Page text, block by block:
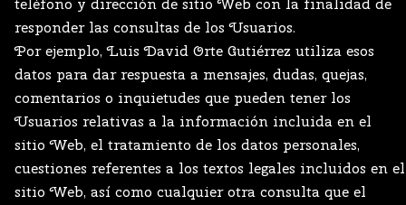
teléfono y dirección de sitio Web con la finalidad de
responder las consultas de los Usuarios.
Por ejemplo, Luis David Orte Gutiérrez utiliza esos
datos para dar respuesta a mensajes, dudas, quejas,
comentarios o inquietudes que pueden tener los
Usuarios relativas a la información incluida en el
sitio Web, el tratamiento de los datos personales,
cuestiones referentes a los textos legales incluidos en el
sitio Web, así como cualquier otra consulta que el